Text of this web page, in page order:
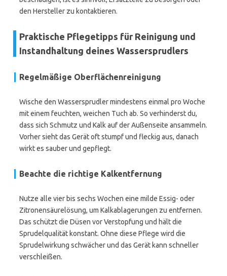
den Hersteller zu kontaktieren.
Praktische Pflegetipps für Reinigung und
Instandhaltung deines Wassersprudlers
Regelmäßige Oberflächenreinigung
Wische den Wassersprudler mindestens einmal pro Woche
mit einem feuchten, weichen Tuch ab. So verhinderst du,
dass sich Schmutz und Kalk auf der Außenseite ansammeln.
Vorher sieht das Gerät oft stumpf und fleckig aus, danach
wirkt es sauber und gepflegt.
Beachte die richtige Kalkentfernung
Nutze alle vier bis sechs Wochen eine milde Essig- oder
Zitronensäurelösung, um Kalkablagerungen zu entfernen.
Das schützt die Düsen vor Verstopfung und hält die
Sprudelqualität konstant. Ohne diese Pflege wird die
Sprudelwirkung schwächer und das Gerät kann schneller
verschleißen.